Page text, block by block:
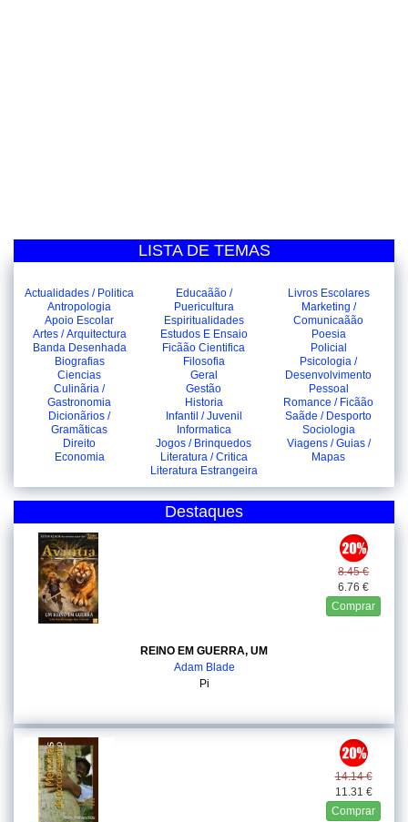
LISTA DE TEMAS
Actualidades / Politica
Antropologia
Apoio Escolar
Artes / Arquitectura
Banda Desenhada
Biografias
Ciencias
Culinãria /
Gastronomia
Dicionãrios /
Gramãticas
Direito
Economia
Educaãão /
Puericultura
Espiritualidades
Estudos E Ensaio
Ficãão Cientifica
Filosofia
Geral
Gestão
Historia
Infantil / Juvenil
Informatica
Jogos / Brinquedos
Literatura / Critica
Literatura Estrangeira
Livros Escolares
Marketing /
Comunicaãão
Poesia
Policial
Psicologia /
Desenvolvimento
Pessoal
Romance / Ficãão
Saãde / Desporto
Sociologia
Viagens / Guias /
Mapas
Destaques
8.45 €
6.76 €
Comprar
REINO EM GUERRA, UM
Adam Blade
Pi
14.14 €
11.31 €
Comprar